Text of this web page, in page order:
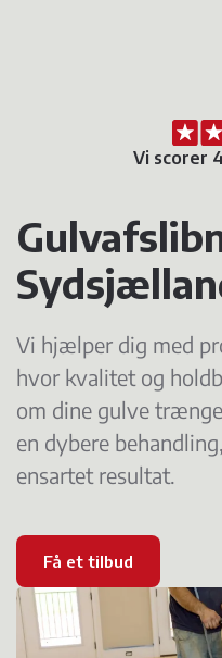
Vi scorer
Vi hjælper dig med
hvor kvalitet og
om dine gulve
en dybere
ensartet resultat.
Få et tilbud